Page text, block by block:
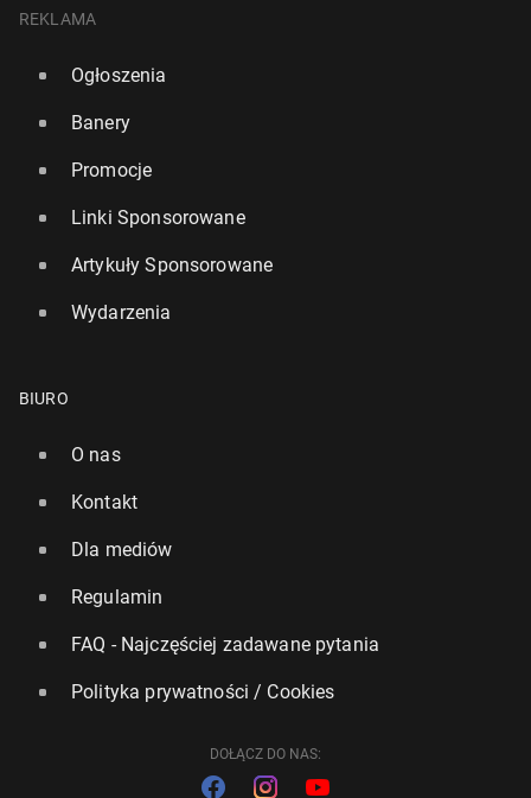
REKLAMA
Ogłoszenia
Banery
Promocje
Linki Sponsorowane
Artykuły Sponsorowane
Wydarzenia
BIURO
O nas
Kontakt
Dla mediów
Regulamin
FAQ - Najczęściej zadawane pytania
Polityka prywatności / Cookies
DOŁĄCZ DO NAS: